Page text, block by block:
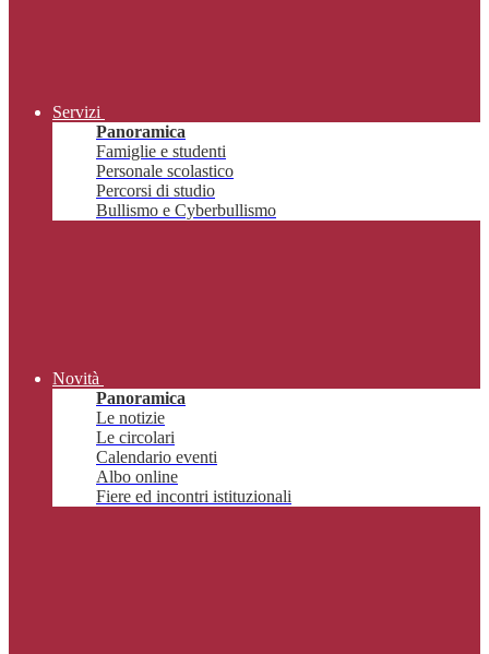
Servizi
Panoramica
Famiglie e studenti
Personale scolastico
Percorsi di studio
Bullismo e Cyberbullismo
Novità
Panoramica
Le notizie
Le circolari
Calendario eventi
Albo online
Fiere ed incontri istituzionali